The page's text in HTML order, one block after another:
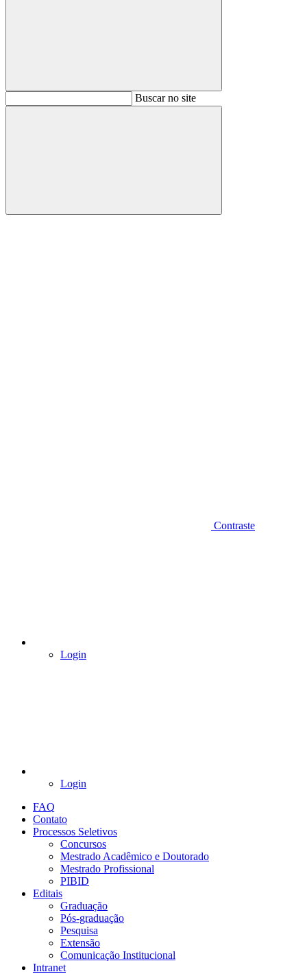
BuscarBuscar no site
Buscar
Contraste
Login
Login
FAQ
Contato
Processos Seletivos
Concursos
Mestrado Acadêmico e Doutorado
Mestrado Profissional
PIBID
Editais
Graduação
Pós-graduação
Pesquisa
Extensão
Comunicação Institucional
Intranet